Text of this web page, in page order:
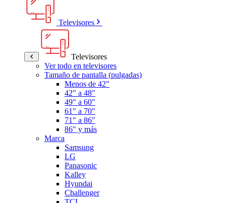
Televisores
Televisores
Ver todo en televisores
Tamaño de pantalla (pulgadas)
Menos de 42"
42" a 48"
49" a 60"
61" a 70"
71" a 86"
86" y más
Marca
Samsung
LG
Panasonic
Kalley
Hyundai
Challenger